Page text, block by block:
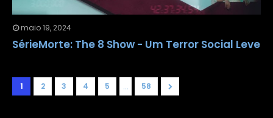
maio 19, 2024
SérieMorte: The 8 Show - Um Terror Social Leve
1 2 3 4 5 ... 58